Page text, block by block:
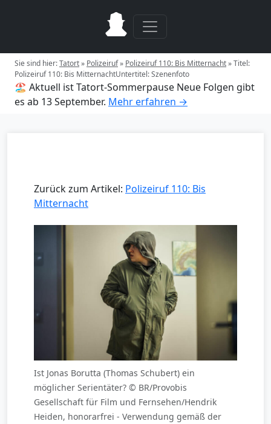
Sie sind hier:Tatort» Polizeiruf» Polizeiruf 110: Bis Mitternacht»Titel:
Polizeiruf 110: Bis MitternachtUntertitel: Szenenfoto
🏖️ Aktuell ist Tatort-Sommerpause Neue Folgen gibt
es ab 13 September. Mehr erfahren →
Zurück zum Artikel: Polizeiruf 110: Bis
Mitternacht
Ist Jonas Borutta (Thomas Schubert) ein
möglicher Serientäter? © BR/Provobis
Gesellschaft für Film und Fernsehen/Hendrik
Heiden, honorarfrei - Verwendung gemäß der